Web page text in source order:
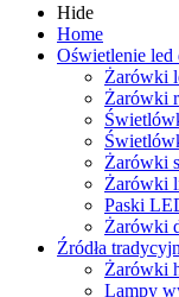
Hide
Home
Oświetlenie led
Żarówki
Żarówki
Żarówki
Żarówki
Paski
Żarówki
Źródła
Żarówki
Lampy